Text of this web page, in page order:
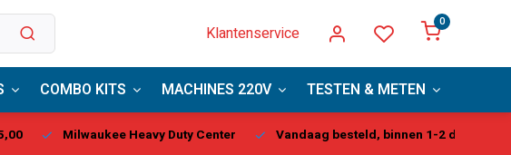
Klantenservice
0
COMBO KITS MACHINES 220V TESTEN & METEN
Milwaukee Heavy Duty Center Vandaag besteld, binnen 1-2 dagen